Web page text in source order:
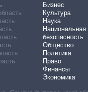
Бизнес
Культура
Наука
Национальная
безопасность
Общество
Политика
Право
Финансы
Экономика